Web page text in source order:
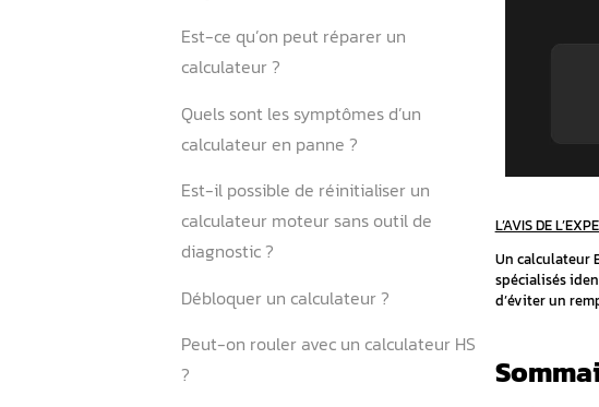
Réparation du calculateur d’injection :
Clonage de calculateur :
3.2. Options économiques et garanties
Conclusion
FAQ
Est-ce qu’on peut réparer un